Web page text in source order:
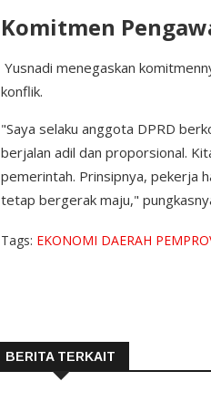
Komitmen
Yusnadi menegaskan
konflik.
"Saya selaku anggota DPRD
berjalan adil dan proporsional.
pemerintah. Prinsipnya, pekerja
tetap bergerak maju,"
Tags: EKONOMI DAERAH
BERITA TERKAIT